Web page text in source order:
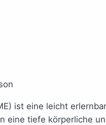
ist eine leicht
eine tiefe körperliche